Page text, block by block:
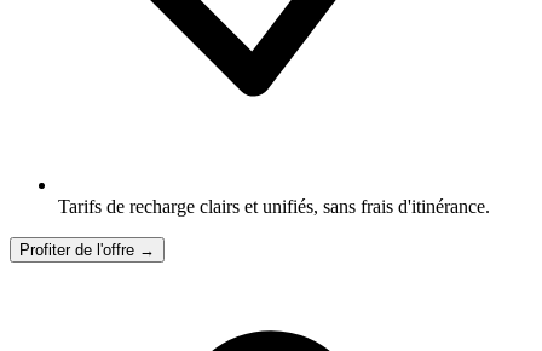
Tarifs de recharge clairs et unifiés, sans frais d'itinérance.
Profiter de l'offre →